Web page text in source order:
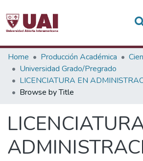
Communities & Collections
All of DSpace
Home Producción Académica
Universidad Grado/Pregrado
LICENCIATURA EN
Browse by Title